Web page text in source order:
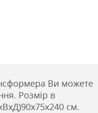
Ви можете
Розмір в
см.